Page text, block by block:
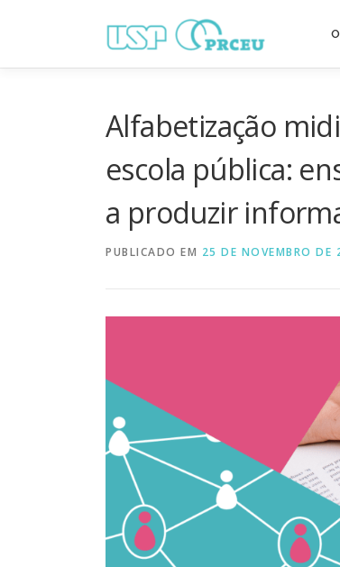
conteúdo
Alfabetização
escola pública:
a produzir
PUBLICADO EM 25 DE NOVEMBRO DE